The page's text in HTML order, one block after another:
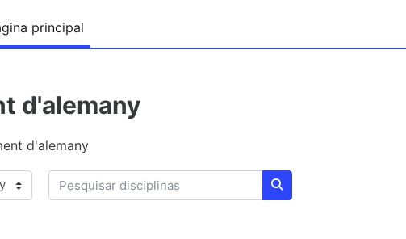
principal
d'alemany
d'alemany
Pesquisar disciplinas
Pesquisar disciplinas